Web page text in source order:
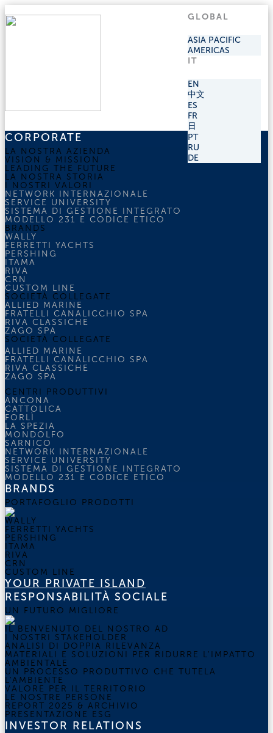
GLOBAL
ASIA PACIFIC
AMERICAS
IT
EN
中文
ES
FR
日
PT
RU
DE
CORPORATE
LA NOSTRA AZIENDA
VISION & MISSION
LEADING THE FUTURE
LA NOSTRA STORIA
I NOSTRI VALORI
NETWORK INTERNAZIONALE
SERVICE UNIVERSITY
SISTEMA DI GESTIONE INTEGRATO
MODELLO 231 E CODICE ETICO
BRANDS
WALLY
FERRETTI YACHTS
PERSHING
ITAMA
RIVA
CRN
CUSTOM LINE
SOCIETÀ COLLEGATE
ALLIED MARINE
FRATELLI CANALICCHIO SPA
RIVA CLASSICHE
ZAGO SPA
SOCIETÀ COLLEGATE
ALLIED MARINE
FRATELLI CANALICCHIO SPA
RIVA CLASSICHE
ZAGO SPA
CENTRI PRODUTTIVI
ANCONA
CATTOLICA
FORLÌ
LA SPEZIA
MONDOLFO
SARNICO
NETWORK INTERNAZIONALE
SERVICE UNIVERSITY
SISTEMA DI GESTIONE INTEGRATO
MODELLO 231 E CODICE ETICO
BRANDS
PORTAFOGLIO PRODOTTI
WALLY
FERRETTI YACHTS
PERSHING
ITAMA
RIVA
CRN
CUSTOM LINE
YOUR PRIVATE ISLAND
RESPONSABILITÀ SOCIALE
UN FUTURO MIGLIORE
IL BENVENUTO DEL NOSTRO AD
I NOSTRI STAKEHOLDER
ANALISI DI DOPPIA RILEVANZA
MATERIALI E SOLUZIONI PER RIDURRE L'IMPATTO
AMBIENTALE
UN PROCESSO PRODUTTIVO CHE TUTELA
L'AMBIENTE
VALORE PER IL TERRITORIO
LE NOSTRE PERSONE
REPORT 2025 & ARCHIVIO
PRESENTAZIONE ESG
INVESTOR RELATIONS